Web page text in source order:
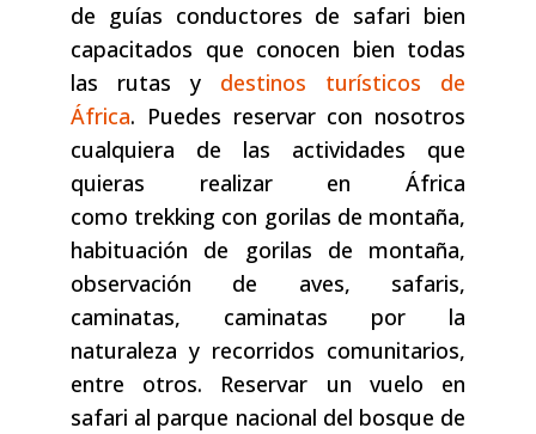
de guías conductores de safari bien
capacitados que conocen bien todas
las rutas y destinos turísticos de
África. Puedes reservar con nosotros
cualquiera de las actividades que
quieras realizar en África
como trekking con gorilas de montaña,
habituación de gorilas de montaña,
observación de aves, safaris,
caminatas, caminatas por la
naturaleza y recorridos comunitarios,
entre otros. Reservar un vuelo en
safari al parque nacional del bosque de